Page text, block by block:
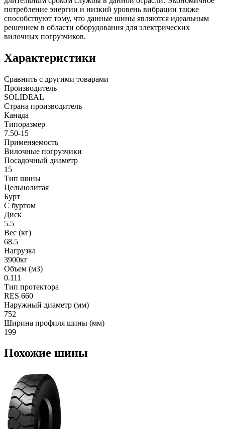
потребление энергии и низкий уровень вибрации также
способствуют тому, что данные шины являются идеальным
решением в области оборудования для электрических
вилочных погрузчиков.
Характеристики
Сравнить с другими товарами
Производитель
SOLIDEAL
Страна производитель
Канада
Типоразмер
7.50-15
Применяемость
Вилочные погрузчики
Посадочный диаметр
15
Тип шины
Цельнолитая
Бурт
С буртом
Диск
5.5
Вес (кг)
68.5
Нагрузка
3900кг
Объем (м3)
0.111
Тип протектора
RES 660
Наружный диаметр (мм)
752
Ширина профиля шины (мм)
199
Похожие шины